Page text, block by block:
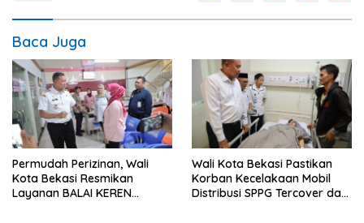
Baca Juga
Permudah Perizinan, Wali
Kota Bekasi Resmikan
Layanan BALAI KEREN
Wali Kota Bekasi Pastikan
Korban Kecelakaan Mobil
Distribusi SPPG Tercover dan